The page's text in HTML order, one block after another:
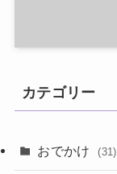
カテゴリー
おでかけ (31)